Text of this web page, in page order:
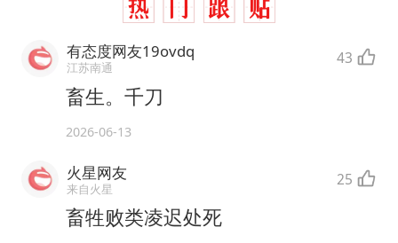
有态度网友19ovdq
江苏南通 43
畜生。千刀
2026-06-13
火星网友
来自火星 25
畜牲败类凌迟处死